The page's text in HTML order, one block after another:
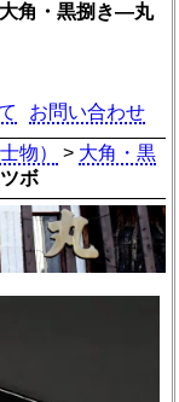
角・黒捌き―丸
お問い合わせ
物） > 大角・黒
ボ